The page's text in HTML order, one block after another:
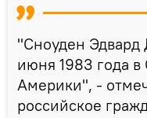
"Сноуден
июня 1983 года
Америки", -
российское